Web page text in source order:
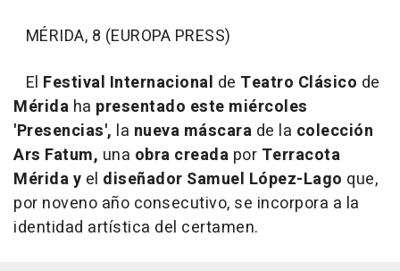
MÉRIDA, 8 (EUROPA PRESS)
El Festival Internacional de Teatro Clásico de
Mérida ha presentado este miércoles
'Presencias', la nueva máscara de la colección
Ars Fatum, una obra creada por Terracota
Mérida y el diseñador Samuel López-Lago que,
por noveno año consecutivo, se incorpora a la
identidad artística del certamen.